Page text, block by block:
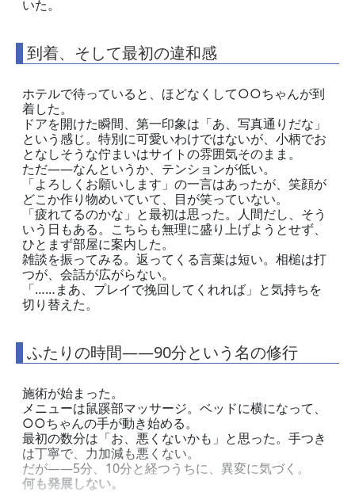
いた。
到着、そして最初の違和感
ホテルで待っていると、ほどなくして○○ちゃんが到
着した。
ドアを開けた瞬間、第一印象は「あ、写真通りだな」
という感じ。特別に可愛いわけではないが、小柄でお
となしそうな佇まいはサイトの雰囲気そのまま。
ただ——なんというか、テンションが低い。
「よろしくお願いします」の一言はあったが、笑顔が
どこか作り物めいていて、目が笑っていない。
「疲れてるのかな」と最初は思った。人間だし、そう
いう日もある。こちらも無理に盛り上げようとせず、
ひとまず部屋に案内した。
雑談を振ってみる。返ってくる言葉は短い。相槌は打
つが、会話が広がらない。
「……まあ、プレイで挽回してくれれば」と気持ちを
切り替えた。
ふたりの時間——90分という名の修行
施術が始まった。
メニューは鼠蹊部マッサージ。ベッドに横になって、
○○ちゃんの手が動き始める。
最初の数分は「お、悪くないかも」と思った。手つき
は丁寧で、力加減も悪くない。
だが——5分、10分と経つうちに、異変に気づく。
何も発展しない。